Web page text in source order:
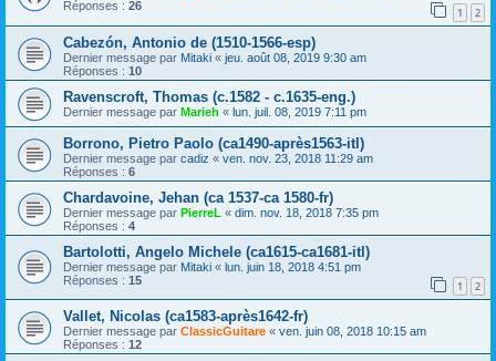
Réponses : 26 1 2
Cabezón, Antonio de (1510-1566-esp)
Dernier message par Mitaki « jeu. août 08, 2019 9:30 am
Réponses : 10
Ravenscroft, Thomas (c.1582 - c.1635-eng.)
Dernier message par Marieh « lun. juil. 08, 2019 7:11 pm
Borrono, Pietro Paolo (ca1490-après1563-itl)
Dernier message par cadiz « ven. nov. 23, 2018 11:29 am
Réponses : 6
Chardavoine, Jehan (ca 1537-ca 1580-fr)
Dernier message par PierreL « dim. nov. 18, 2018 7:35 pm
Réponses : 4
Bartolotti, Angelo Michele (ca1615-ca1681-itl)
Dernier message par Mitaki « lun. juin 18, 2018 4:51 pm
Réponses : 15 1 2
Vallet, Nicolas (ca1583-après1642-fr)
Dernier message par ClassicGuitare « ven. juin 08, 2018 10:15 am
Réponses : 12